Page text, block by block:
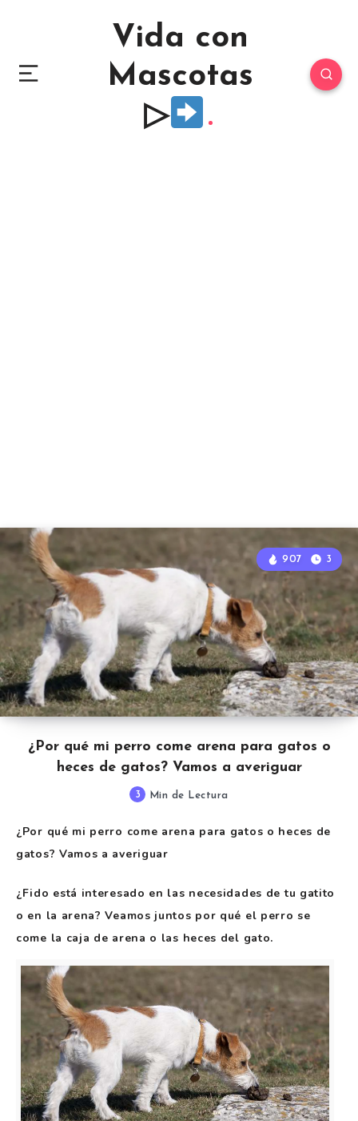
Vida con
Mascotas
▷
¿Por qué mi perro come arena para gatos o
heces de gatos? Vamos a averiguar
907 3
3 Min de Lectura
¿Por qué mi perro come arena para gatos o heces de
gatos? Vamos a averiguar
¿Fido está interesado en las necesidades de tu gatito
o en la arena? Veamos juntos por qué el perro se
come la caja de arena o las heces del gato.